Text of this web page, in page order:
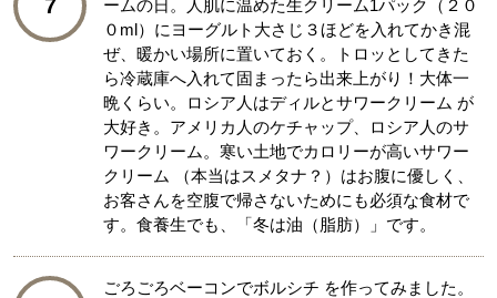
7
ームの日。人肌に温めた生クリーム1パック（２０
０ml）にヨーグルト大さじ３ほどを入れてかき混
ぜ、暖かい場所に置いておく。トロッとしてきた
ら冷蔵庫へ入れて固まったら出来上がり！大体一
晩くらい。ロシア人はディルとサワークリーム が
大好き。アメリカ人のケチャップ、ロシア人のサ
ワークリーム。寒い土地でカロリーが高いサワー
クリーム （本当はスメタナ？）はお腹に優しく、
お客さんを空腹で帰さないためにも必須な食材で
す。食養生でも、「冬は油（脂肪）」です。
ごろごろベーコンでボルシチ を作ってみました。